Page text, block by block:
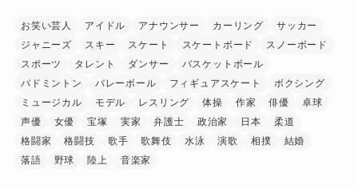
お笑い芸人 アイドル アナウンサー カーリング
サッカー
ジャニーズ
スキー スケート スケートボード
スノーボード
スポーツ
タレント ダンサー
バスケットボール
バドミントン
バレーボール フィギュアスケート
ボクシング
ミュージカル
モデル レスリング 体操 作家 俳優
卓球
声優
女優 宝塚 実家 弁護士 政治家 日本
柔道
格闘家
格闘技 歌手 歌舞伎 水泳 演歌 相撲
結婚
落語
野球 陸上 音楽家